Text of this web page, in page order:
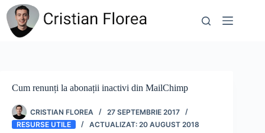
Sari
conținut
Cum renunți la abonații inactivi din MailChimp
CRISTIAN FLOREA
27 SEPTEMBRIE 2017
RESURSE UTILE
20 AUGUST 2018